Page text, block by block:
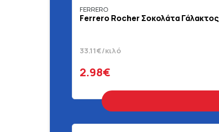
FERRERO
Ferrero Rocher Σοκολάτα
33.11€/κιλό
2.98€